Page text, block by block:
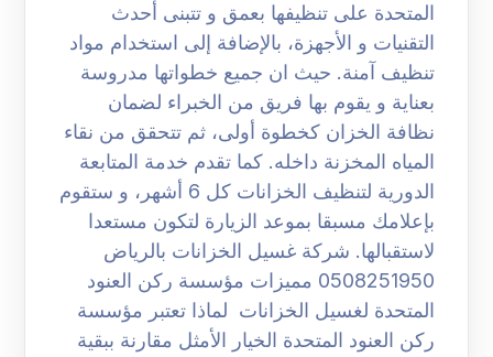
المتحدة على تنظيفها بعمق و تتبنى أحدث
التقنيات و الأجهزة، بالإضافة إلى استخدام مواد
تنظيف آمنة. حيث ان جميع خطواتها مدروسة
بعناية و يقوم بها فريق من الخبراء لضمان
نظافة الخزان كخطوة أولى، ثم تتحقق من نقاء
المياه المخزنة داخله. كما تقدم خدمة المتابعة
الدورية لتنظيف الخزانات كل 6 أشهر، و ستقوم
بإعلامك مسبقا بموعد الزيارة لتكون مستعدا
لاستقبالها. شركة غسيل الخزانات بالرياض
0508251950 مميزات مؤسسة ركن العنود
المتحدة لغسيل الخزانات لماذا تعتبر مؤسسة
ركن العنود المتحدة الخيار الأمثل مقارنة ببقية